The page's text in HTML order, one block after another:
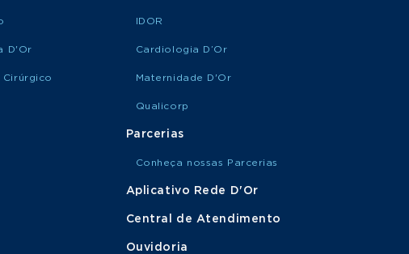
D'Or
IDOR
Cardiologia D’Or
Maternidade D'Or
Qualicorp
Parcerias
Conheça nossas Parcerias
Aplicativo Rede D'Or
Central de Atendimento
Ouvidoria